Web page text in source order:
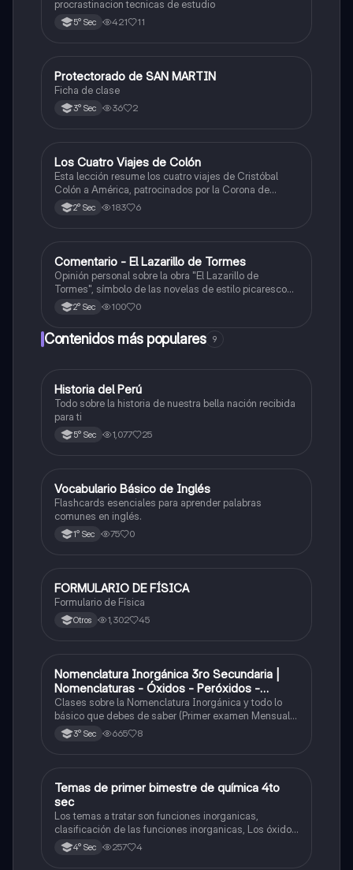
procrastinacion tecnicas de estudio
5° Sec 421 11
Ciencias Sociales
Protectorado de SAN MARTIN
Ficha de clase
3° Sec 36 2
Ciencias Sociales
Los Cuatro Viajes de Colón
Esta lección resume los cuatro viajes de Cristóbal
Colón a América, patrocinados por la Corona de
Castilla, destacando sus objetivos, rutas y
descubrimientos.
2° Sec 183 6
Castellano
Comentario - El Lazarillo de Tormes
Opinión personal sobre la obra "El Lazarillo de
Tormes", símbolo de las novelas de estilo picaresco
en la literatura española.
2° Sec 100 0
Contenidos más populares 9
Ciencias Sociales
Historia del Perú
Todo sobre la historia de nuestra bella nación recibida
para ti
5° Sec 1,077 25
VInglés
Vocabulario Básico de Inglés
Flashcards esenciales para aprender palabras
comunes en inglés.
1° Sec 75 0
Física
FORMULARIO DE FÍSICA
Formulario de Física
Otros 1,302 45
Química
Nomenclatura Inorgánica 3ro Secundaria |
Nomenclaturas - Óxidos - Peróxidos -
Hidróxido o Bases
Clases sobre la Nomenclatura Inorgánica y todo lo
básico que debes de saber (Primer examen Mensual
2025)3° Sec 665 8
Química
Temas de primer bimestre de química 4to
sec
Los temas a tratar son funciones inorganicas,
clasificación de las funciones inorganicas, Los óxidos
y los óxidos ácidos
4° Sec 257 4